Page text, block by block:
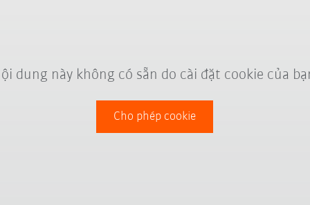
dung này không có sẵn do cài đặt cookie của
Cho phép cookie